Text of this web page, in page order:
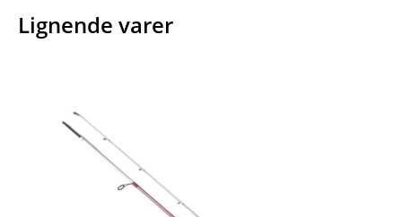
Lignende varer